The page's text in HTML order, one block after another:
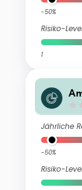
-50%
Risiko-
1
Jährliche
-50%
Risiko-